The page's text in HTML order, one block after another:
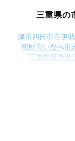
三重県の
津市四日市市伊
熊野市いなべ市
三重郡菰野町